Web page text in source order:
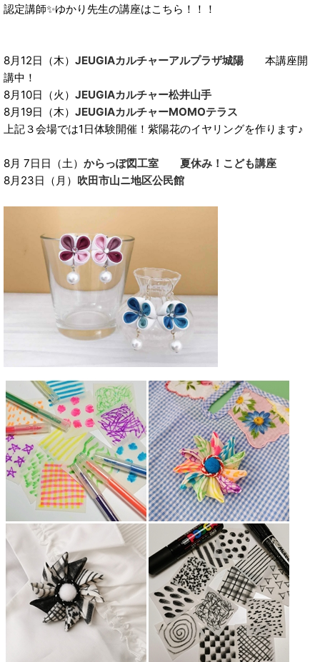
認定講師✨ゆかり先生の講座はこちら！！！
8月12日（木） JEUGIAカルチャーアルプラザ城陽 本講座開
講中！
8月10日（火） JEUGIAカルチャー松井山手
8月19日（木） JEUGIAカルチャーMOMOテラス
上記３会場では1日体験開催！紫陽花のイヤリングを作ります♪
8月 7日日（土） からっぽ図工室 夏休み！こども講座
8月23日（月） 吹田市山ニ地区公民館